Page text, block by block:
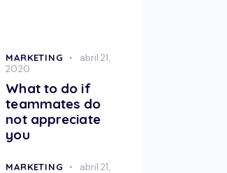
MARKETING
abril 21,
2020
What to do if
teammates do
not appreciate
you
MARKETING
abril 21,